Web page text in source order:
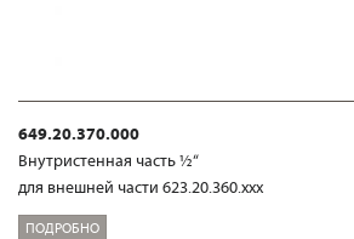
649.20.370.000
Внутристенная часть ½“
для внешней части 623.20.360.xxx
ПОДРОБНО